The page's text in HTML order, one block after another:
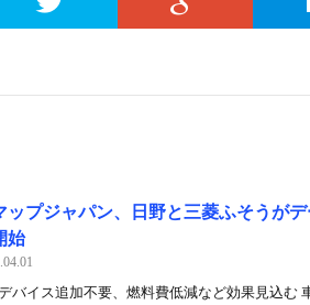
ップジャパン、日野と三菱ふそうが
始
バイス追加不要、燃料費低減など効果見込む